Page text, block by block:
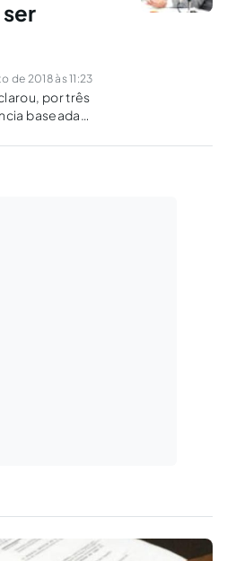
de 2018 às 11:23
por três
baseada